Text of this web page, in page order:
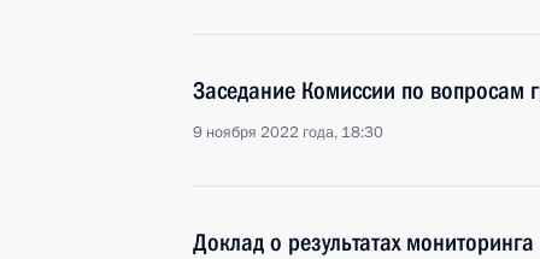
Заседание Комиссии по вопросам
9 ноября 2022 года, 18:30
Доклад о результатах